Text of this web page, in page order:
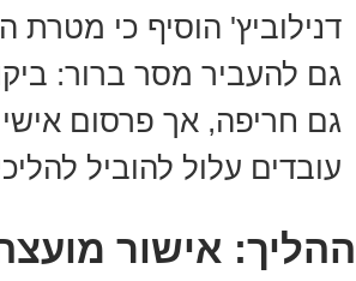
דנילוביץ' הוסיף כי מטרת
גם להעביר מסר ברור:
גם חריפה, אך פרסום אישי
עובדים עלול להוביל
ההליך: אישור